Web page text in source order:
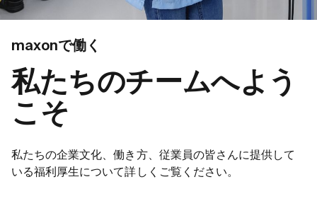
maxonで働く
私たちのチームへよう
こそ
私たちの企業文化、働き方、従業員の皆さんに提供して
いる福利厚生について詳しくご覧ください。